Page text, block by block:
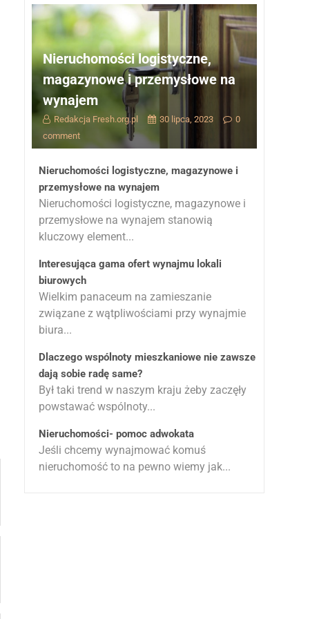
Nieruchomości logistyczne,
magazynowe i przemysłowe na
wynajem
Redakcja Fresh.org.pl 30 lipca, 2023
0
comment
Nieruchomości logistyczne, magazynowe i
przemysłowe na wynajem
Nieruchomości logistyczne, magazynowe i
przemysłowe na wynajem stanowią
kluczowy element...
Interesująca gama ofert wynajmu lokali
biurowych
Wielkim panaceum na zamieszanie
związane z wątpliwościami przy wynajmie
biura...
Dlaczego wspólnoty mieszkaniowe nie zawsze
dają sobie radę same?
Był taki trend w naszym kraju żeby zaczęły
powstawać wspólnoty...
Nieruchomości- pomoc adwokata
Jeśli chcemy wynajmować komuś
nieruchomość to na pewno wiemy jak...